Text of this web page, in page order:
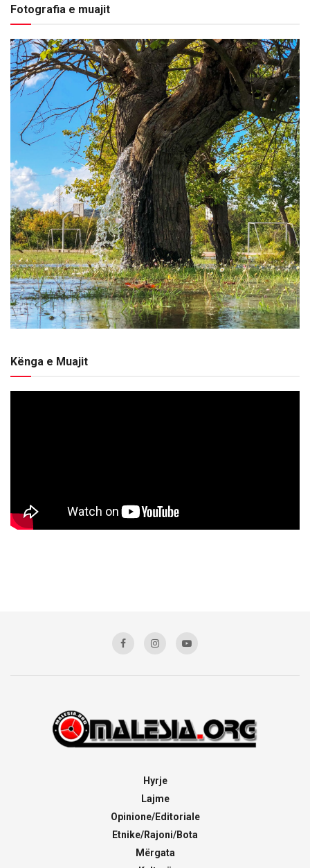
Fotografia e muajit
Kënga e Muajit
Hyrje
Lajme
Opinione/Editoriale
Etnike/Rajoni/Bota
Mërgata